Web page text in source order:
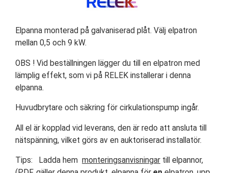
Elpanna monterad på galvaniserad plåt. Välj elpatron
mellan 0,5 och 9 kW.
OBS ! Vid beställningen lägger du till en elpatron med
lämplig effekt, som vi på RELEK installerar i denna
elpanna.
Huvudbrytare och säkring för cirkulationspump ingår.
All el är kopplad vid leverans, den är redo att ansluta till
nätspänning, vilket görs av en auktoriserad installatör.
Tips: Ladda hem monteringsanvisningar till elpannor,